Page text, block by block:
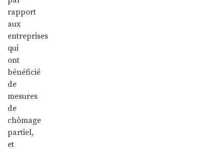
rapport
aux
entreprises
qui
ont
bénéficié
de
mesures
de
chômage
partiel,
et